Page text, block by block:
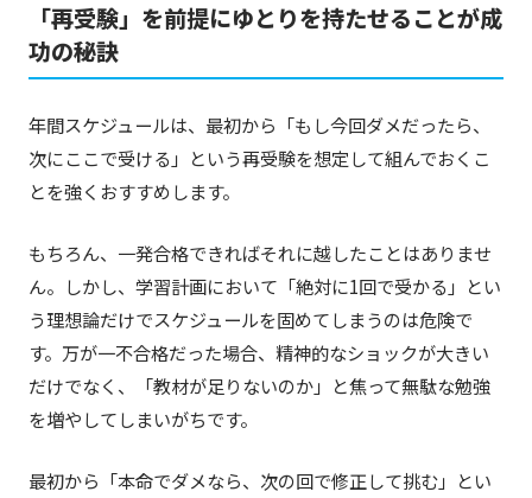
「再受験」を前提にゆとりを持たせることが成
功の秘訣
年間スケジュールは、最初から「もし今回ダメだったら、
次にここで受ける」という再受験を想定して組んでおくこ
とを強くおすすめします。
もちろん、一発合格できればそれに越したことはありませ
ん。しかし、学習計画において「絶対に1回で受かる」とい
う理想論だけでスケジュールを固めてしまうのは危険で
す。万が一不合格だった場合、精神的なショックが大きい
だけでなく、「教材が足りないのか」と焦って無駄な勉強
を増やしてしまいがちです。
最初から「本命でダメなら、次の回で修正して挑む」とい